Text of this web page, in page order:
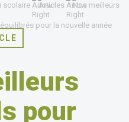
scolaire Articles Nos meilleurs
pour la nouvelle année
pour